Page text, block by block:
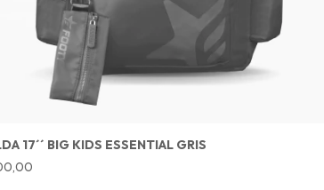
17´´ BIG KIDS ESSENTIAL GRIS